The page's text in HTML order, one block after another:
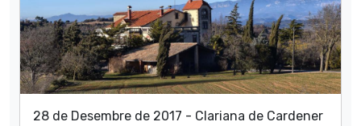
28 de Desembre de 2017 - Clariana de Cardener